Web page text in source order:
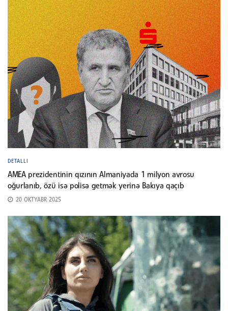
DETALLI
AMEA prezidentinin qızının Almaniyada 1 milyon avrosu
oğurlanıb, özü isə polisə getmək yerinə Bakıya qaçıb
20 OKTYABR 2025